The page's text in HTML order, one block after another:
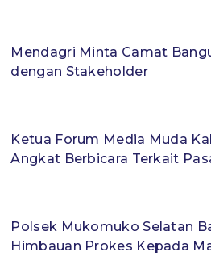
Mendagri Minta Camat
dengan Stakeholder
Ketua Forum Media Muda
Angkat Berbicara Terkait
Polsek Mukomuko Selatan
Himbauan Prokes Kepada